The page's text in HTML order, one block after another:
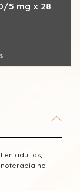
5 mg x 28
en adultos,
no